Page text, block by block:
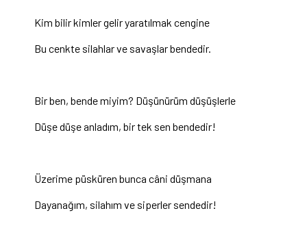
Kim bilir kimler gelir yaratılmak cengine
Bu cenkte silahlar ve savaşlar bendedir.
Bir ben, bende miyim? Düşünürüm düşüşlerle
Düşe düşe anladım, bir tek sen bendedir!
Üzerime püsküren bunca câni düşmana
Dayanağım, silahım ve siperler sendedir!